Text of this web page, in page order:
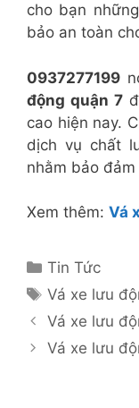
cho bạn
bảo an toàn
0937277199
động quận 7
cao hiện nay.
dịch vụ chất
nhằm bảo
Xem thêm: Vá
Danh
mục
Tin Tức
Thẻ
Vá xe lưu
Vá xe lưu
Vá xe lưu